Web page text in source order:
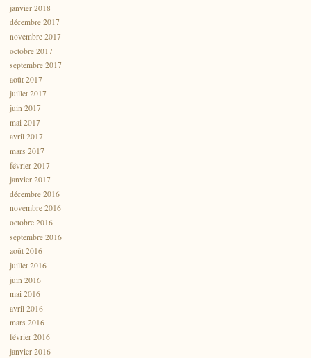
janvier 2018
décembre 2017
novembre 2017
octobre 2017
septembre 2017
août 2017
juillet 2017
juin 2017
mai 2017
avril 2017
mars 2017
février 2017
janvier 2017
décembre 2016
novembre 2016
octobre 2016
septembre 2016
août 2016
juillet 2016
juin 2016
mai 2016
avril 2016
mars 2016
février 2016
janvier 2016